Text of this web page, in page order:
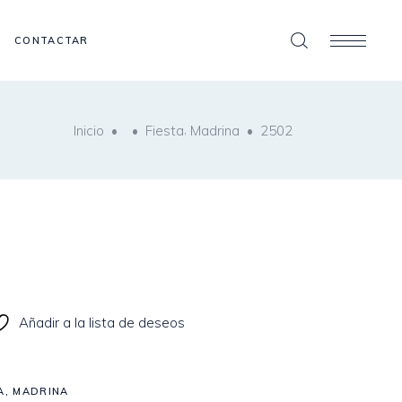
CONTACTAR
Inicio • • Fiesta, Madrina • 2502
Añadir a la lista de deseos
,MADRINA